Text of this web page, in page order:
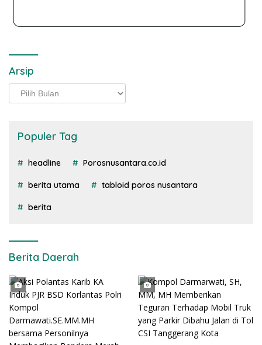
Arsip
Arsip
Populer Tag
headline Porosnusantara.co.id
berita utama tabloid poros nusantara
berita
Berita Daerah